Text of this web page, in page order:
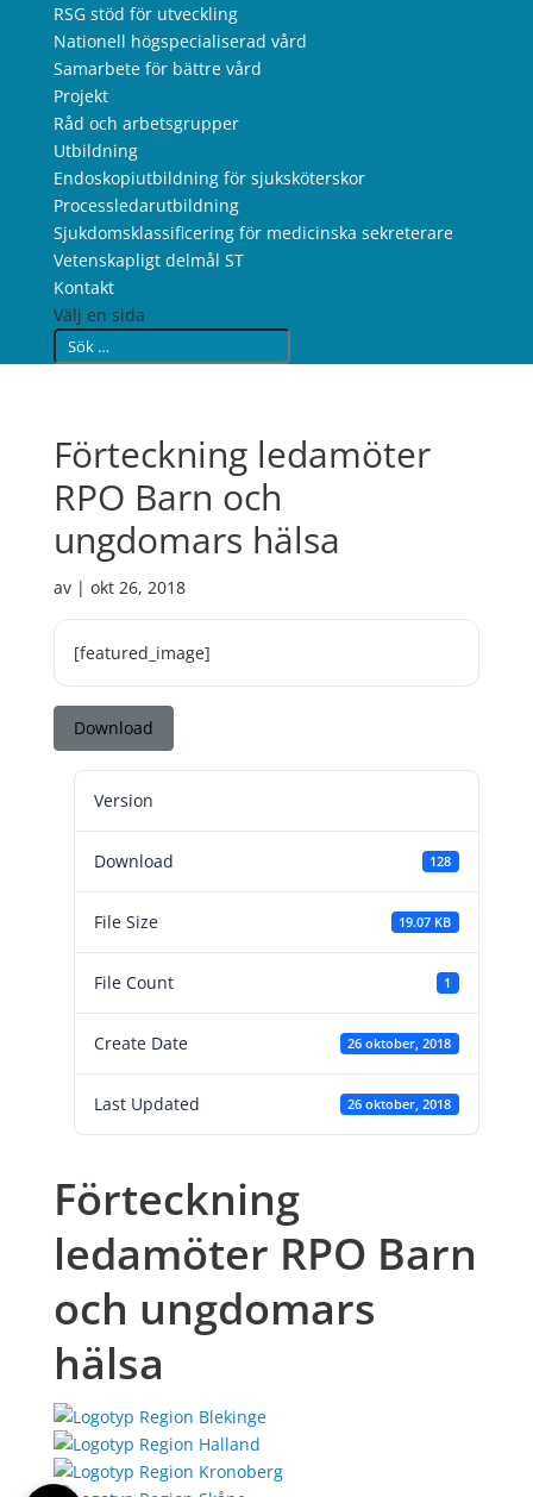
RSG stöd för utveckling
Nationell högspecialiserad vård
Samarbete för bättre vård
Projekt
Råd och arbetsgrupper
Utbildning
Endoskopiutbildning för sjuksköterskor
Processledarutbildning
Sjukdomsklassificering för medicinska sekreterare
Vetenskapligt delmål ST
Kontakt
Välj en sida
Förteckning ledamöter
RPO Barn och
ungdomars hälsa
av | okt 26, 2018
[featured_image]
Download
Version
Download 128
File Size 19.07 KB
File Count 1
Create Date 26 oktober, 2018
Last Updated 26 oktober, 2018
Förteckning
ledamöter RPO Barn
och ungdomars
hälsa